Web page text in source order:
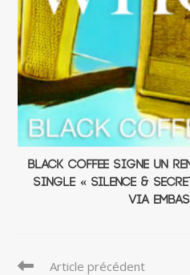
Black Coffee signe un
single « Silence &
via
Read
Article précédent